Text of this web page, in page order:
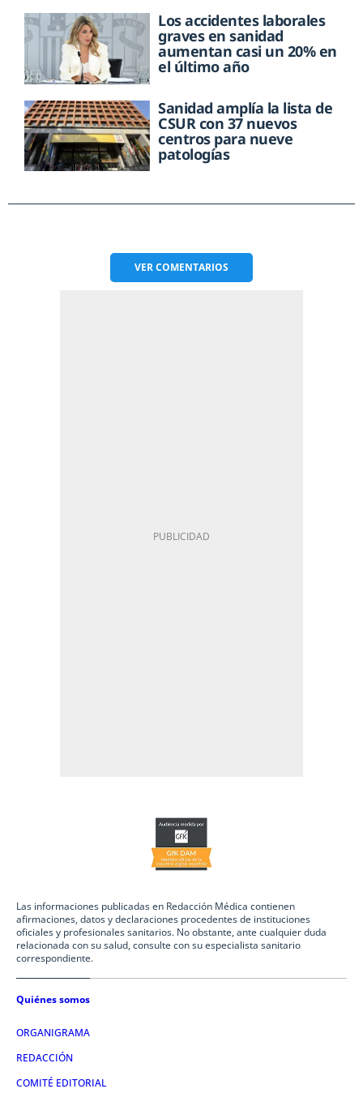
Los accidentes laborales
graves en sanidad
aumentan casi un 20% en
el último año
Sanidad amplía la lista de
CSUR con 37 nuevos
centros para nueve
patologías
VERCOMENTARIOS
Las informaciones publicadas en Redacción Médica contienen
afirmaciones, datos y declaraciones procedentes de instituciones
oficiales y profesionales sanitarios. No obstante, ante cualquier duda
relacionada con su salud, consulte con su especialista sanitario
correspondiente.
Quiénes somos
ORGANIGRAMA
REDACCIÓN
COMITÉ EDITORIAL